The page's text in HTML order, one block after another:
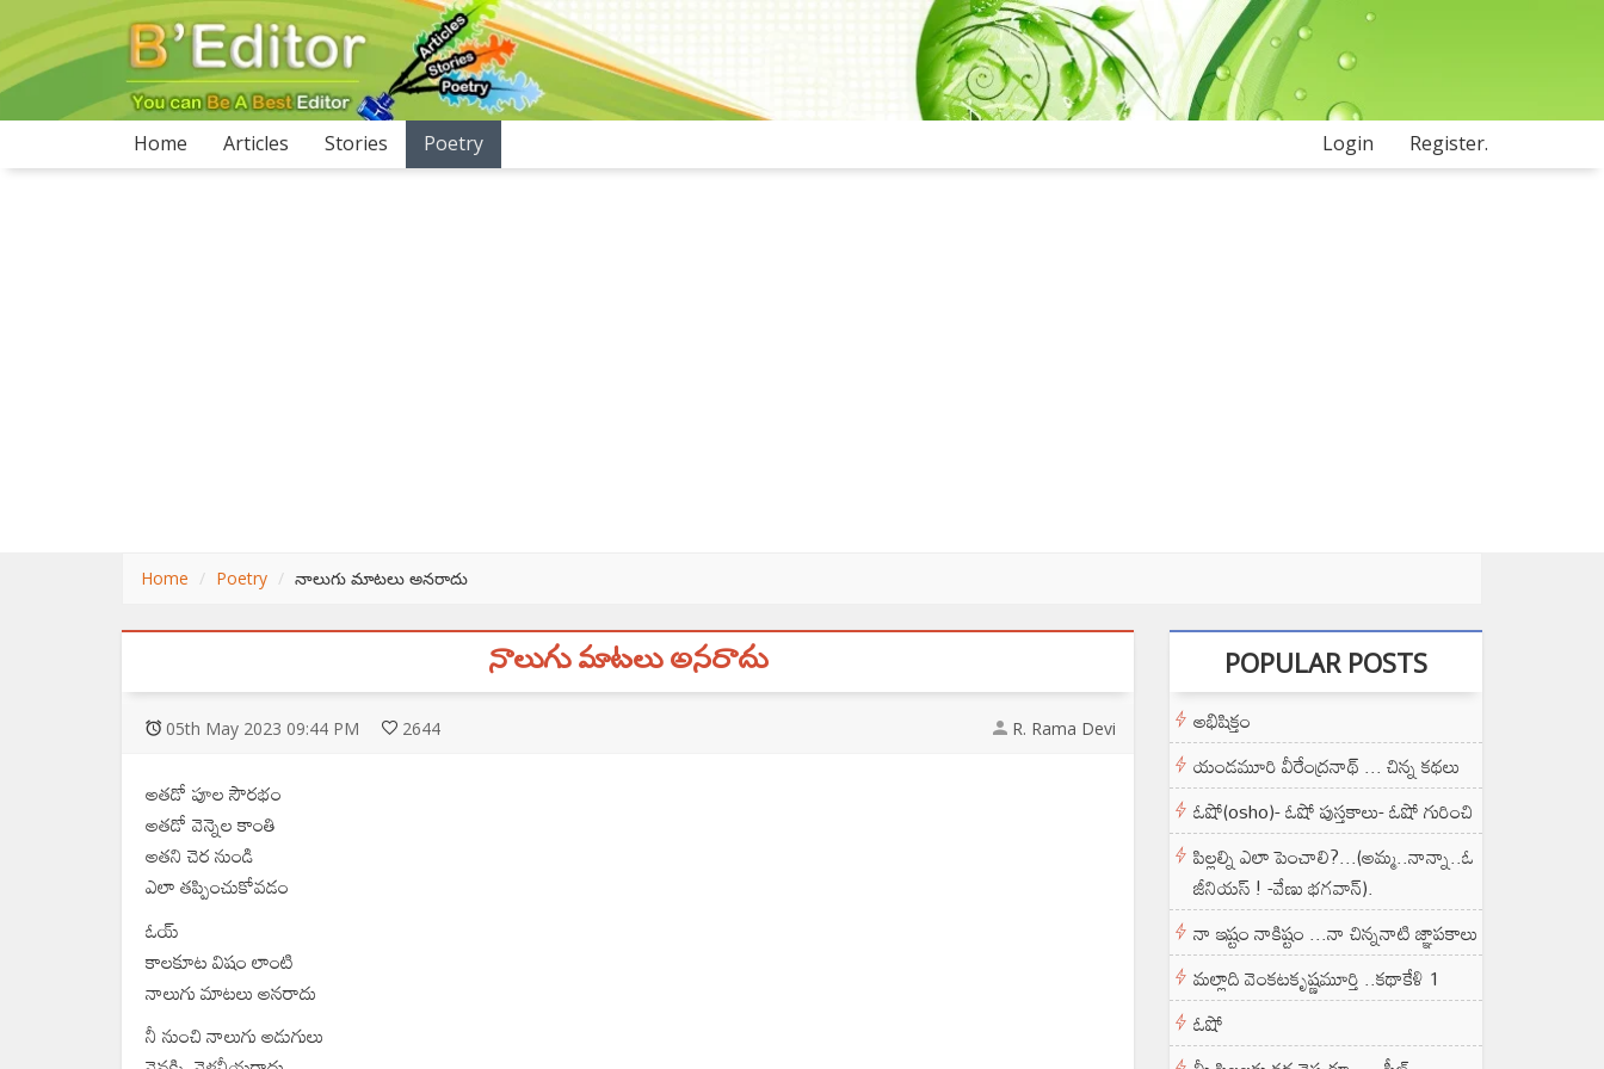
Home (current)
Articles Stories Poetry Login Register.
Home Poetry నాలుగు మాటలు అనరాదు
నాలుగు మాటలు అనరాదు
05th May 2023 09:44 PM 2644 R. Rama Devi
అతడో పూల సౌరభం
అతడో వెన్నెల కాంతి
అతని చెర నుండి
ఎలా తప్పించుకోవడం
ఓయ్
కాలకూట విషం లాంటి
నాలుగు మాటలు అనరాదు
నీ నుంచి నాలుగు అడుగులు
POPULAR POSTS
అభిషిక్తం
యండమూరి వీరేంద్రనాథ్ ... చిన్న కథలు
ఓషో(osho)- ఓషో పుస్తకాలు- ఓషో గురించి
పిల్లల్ని ఎలా పెంచాలి?...(అమ్మ..నాన్నా..ఓ
జీనియస్ ! -వేణు భగవాన్).
నా ఇష్టం నాకిష్టం ...నా చిన్ననాటి జ్ఞాపకాలు
మల్లాది వెంకటకృష్ణమూర్తి ..కథాకేళి 1
ఓషో